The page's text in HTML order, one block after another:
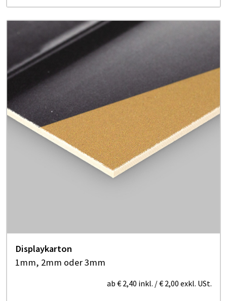
Displaykarton
1mm, 2mm oder 3mm
ab € 2,40 inkl. /€ 2,00 exkl. USt.